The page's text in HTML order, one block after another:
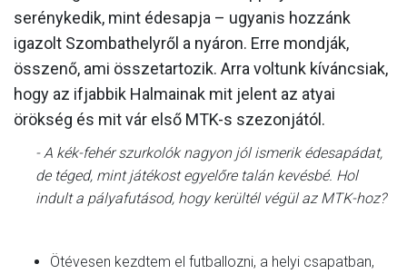
serénykedik, mint édesapja – ugyanis hozzánk
igazolt Szombathelyről a nyáron. Erre mondják,
összenő, ami összetartozik. Arra voltunk kíváncsiak,
hogy az ifjabbik Halmainak mit jelent az atyai
örökség és mit vár első MTK-s szezonjától.
-A kék-fehér szurkolók nagyon jól ismerik édesapádat,
de téged, mint játékost egyelőre talán kevésbé. Hol
indult a pályafutásod, hogy kerültél végül az MTK-hoz?
Ötévesen kezdtem el futballozni, a helyi csapatban,